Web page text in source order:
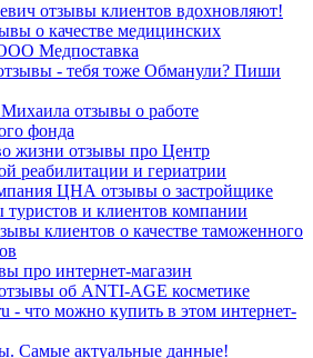
отзывы клиентов вдохновляют!
о качестве медицинских
Медпоставка
- тебя тоже Обманули? Пиши
отзывы о работе
фонда
жизни отзывы про Центр
реабилитации и гериатрии
ЦНА отзывы о застройщике
и клиентов компании
клиентов о качестве таможенного
про интернет-магазин
об ANTI-AGE косметике
- что можно купить в этом интернет-
Самые актуальные данные!